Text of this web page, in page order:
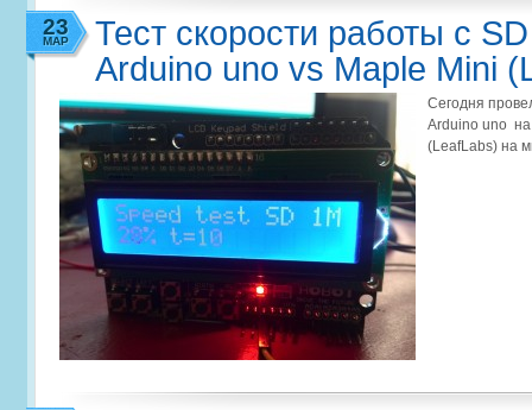
Тест скорости работы с
Arduino uno vs Maple Mini
Сегодня
Arduino uno на
(LeafLabs) на
23
МАР